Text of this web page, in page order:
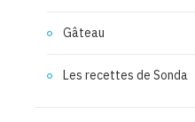
Gâteau
Les recettes de Sonda